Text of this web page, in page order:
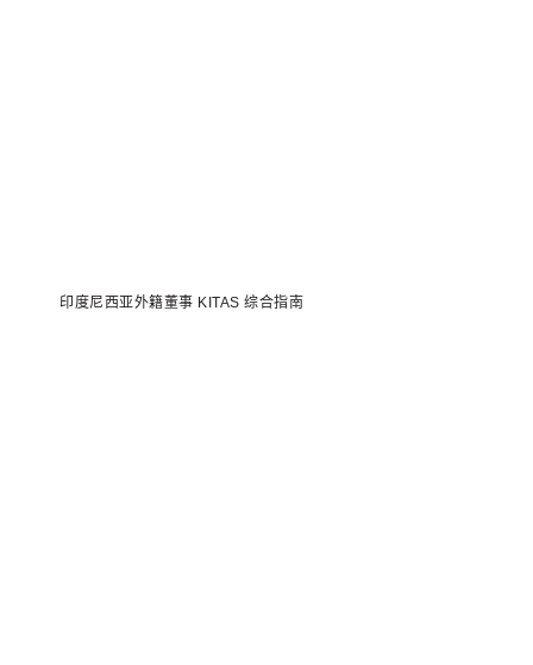
印度尼西亚外籍董事 KITAS 综合指南